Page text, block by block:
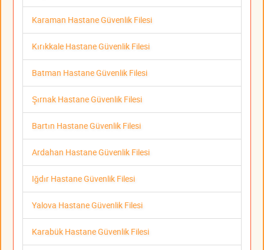
Karaman Hastane Güvenlik Filesi
Kırıkkale Hastane Güvenlik Filesi
Batman Hastane Güvenlik Filesi
Şırnak Hastane Güvenlik Filesi
Bartın Hastane Güvenlik Filesi
Ardahan Hastane Güvenlik Filesi
Iğdır Hastane Güvenlik Filesi
Yalova Hastane Güvenlik Filesi
Karabük Hastane Güvenlik Filesi